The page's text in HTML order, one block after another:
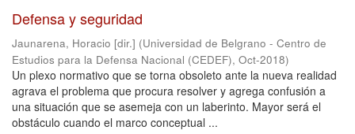
Defensa y seguridad
Jaunarena, Horacio [dir.] (Universidad de Belgrano - Centro de
Estudios para la Defensa Nacional (CEDEF), Oct-2018)
Un plexo normativo que se torna obsoleto ante la nueva realidad
agrava el problema que procura resolver y agrega confusión a
una situación que se asemeja con un laberinto. Mayor será el
obstáculo cuando el marco conceptual ...